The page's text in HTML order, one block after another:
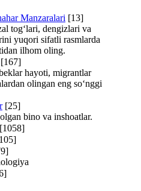
Manzaralari [13]
tog‘lari, dengizlari va
yuqori sifatli rasmlarda
ilhom oling.
[167]
hayoti, migrantlar
olingan eng so‘nggi
[25]
bino va inshoatlar.
[1058]